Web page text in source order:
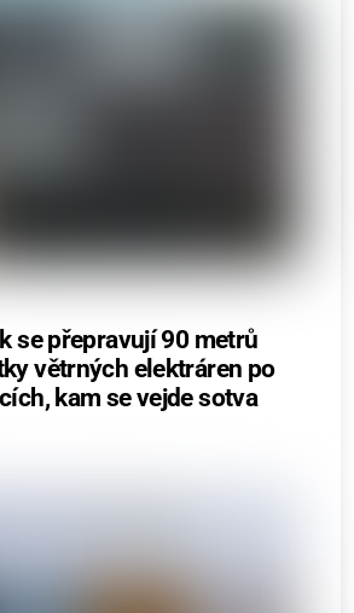
se přepravují 90 metrů
větrných elektráren po
kam se vejde sotva